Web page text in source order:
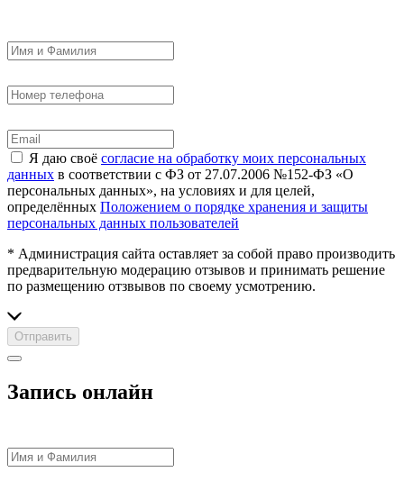
Я даю своё согласие на обработку моих персональных
данных в соответствии с ФЗ от 27.07.2006 №152-ФЗ «О
персональных данных», на условиях и для целей,
определённых Положением о порядке хранения и защиты
персональных данных пользователей
* Администрация сайта оставляет за собой право производить
предварительную модерацию отзывов и принимать решение
по размещению отзвывов по своему усмотрению.
Отправить
Запись онлайн